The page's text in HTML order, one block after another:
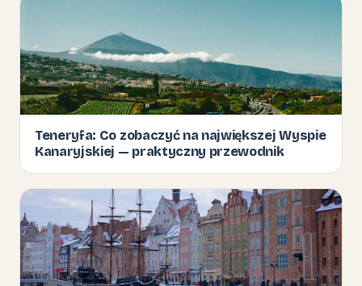
Teneryfa: Co zobaczyć na największej Wyspie
Kanaryjskiej — praktyczny przewodnik